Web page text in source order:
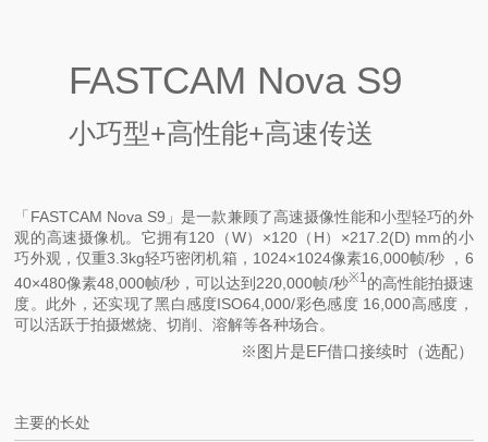
FASTCAM Nova S9
小巧型+高性能+高速传送
「FASTCAM Nova S9」是一款兼顾了高速摄像性能和小型轻巧的外
观的高速摄像机。 它拥有120（W）×120（H）×217.2(D) mm的小
巧外观，仅重3.3kg轻巧密闭机箱，1024×1024像素16,000帧/秒 ，6
40×480像素48,000帧/秒，可以达到220,000帧/秒※1 的高性能拍摄速
度。 此外，还实现了黑白感度ISO64,000/彩色感度 16,000高感度，
可以活跃于拍摄燃烧、切削、溶解等各种场合。
※图片是EF借口接续时（选配）
主要的长处